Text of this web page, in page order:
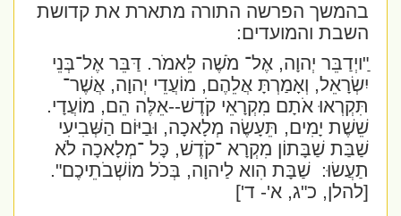
בהמשך הפרשה התורה מתארת את קדושת
השבת והמועדים:
ַ"ויְדַבֵּר יְהוָה, אֶל־ מֹשֶׁה לֵּאמֹר. דַּבֵּר אֶל־בְּנֵי
יִשְׂרָאֵל, וְאָמַרְתָּ אֲלֵהֶם, מוֹעֲדֵי יְהוָה, אֲשֶׁר־
תִּקְרְאוּ אֹתָם מִקְרָאֵי קֹדֶשׁ--אֵלֶּה הֵם, מוֹעֲדָי.
שֵׁשֶׁת יָמִים, תֵּעָשֶׂה מְלָאכָה, וּבַיּוֹם הַשְּׁבִיעִי
שַׁבַּת שַׁבָּתוֹן מִקְרָא ־קֹדֶשׁ, כָּל ־מְלָאכָה לֹא
תַעֲשׂוּ: שַׁבָּת הִוא לַיהוָה, בְּכֹל מוֹשְׁבֹתֵיכֶם".
[להלן, כ"ג, א'- ד']